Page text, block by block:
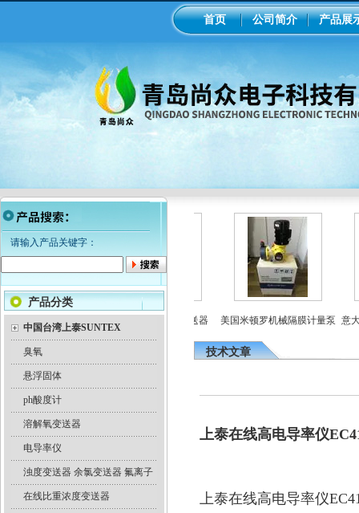
首页 公司简介 产品展
请输入产品关键字：
产品分类
中国台湾上泰SUNTEX
臭氧
悬浮固体
ph酸度计
溶解氧变送器
电导率仪
浊度变送器 余氯变送器 氟离子
在线比重浓度变送器
罗电磁隔膜泵加药
泵
工业在线ph/orp计变送器 美国米顿罗机械隔膜计量泵 意大
技术文章
上泰在线高电导率仪
上泰在线高电导率仪